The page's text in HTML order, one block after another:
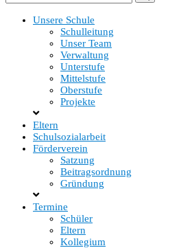
Unsere Schule
Schulleitung
Unser Team
Verwaltung
Unterstufe
Mittelstufe
Oberstufe
Projekte
Eltern
Schulsozialarbeit
Förderverein
Satzung
Beitragsordnung
Gründung
Termine
Schüler
Eltern
Kollegium